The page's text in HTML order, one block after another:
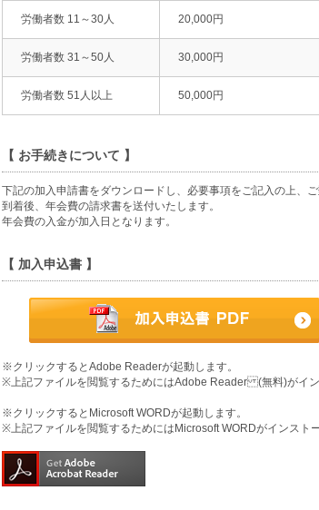
労働者数 11～30人 20,000円
労働者数 31～50人 30,000円
労働者数 51人以上 50,000円
【 お手続きについて 】
下記の加入申請書をダウンロードし、必要事項をご記入の上、ご
到着後、年会費の請求書を送付いたします。
年会費の入金が加入日となります。
【 加入申込書 】
※クリックするとAdobe Readerが起動します。
※上記ファイルを閲覧するためにはAdobe Reader (無料)がイン
※クリックするとMicrosoft WORDが起動します。
※上記ファイルを閲覧するためにはMicrosoft WORDがインスト